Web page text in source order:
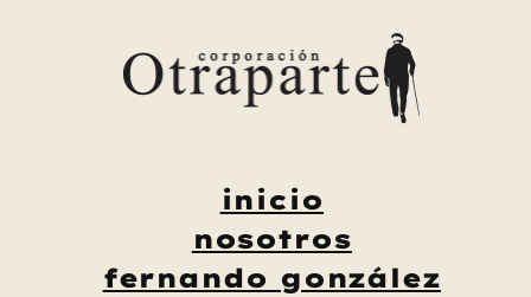
inicio
nosotros
fernando gonzález